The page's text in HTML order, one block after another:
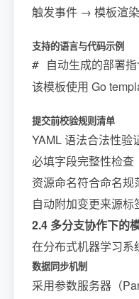
触发事件 → 模板渲
支持的语言与代码示例
# 自动生成的
该模板使用 Go
提交前校验规则清单
YAML 语法合法性验
必填字段完整性检查
资源命名符合命名规
自动附加变更来源标
2.4 多分支协作下的
在分布式机器学习
数据同步机制
采用参数服务器（